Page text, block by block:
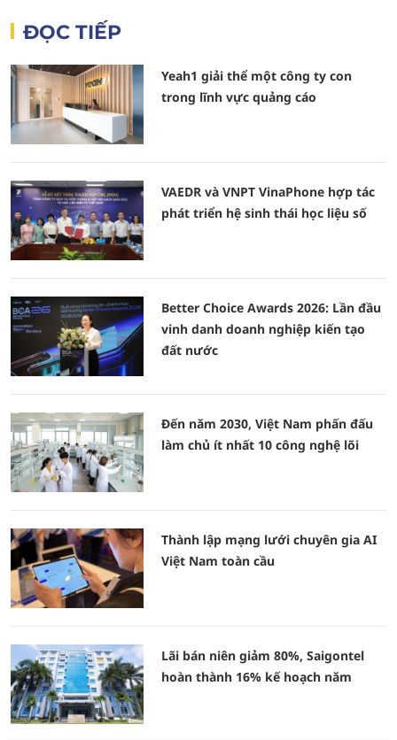
ĐỌC TIẾP
Yeah1 giải thể một công ty con
trong lĩnh vực quảng cáo
VAEDR và VNPT VinaPhone hợp tác
phát triển hệ sinh thái học liệu số
Better Choice Awards 2026: Lần đầu
vinh danh doanh nghiệp kiến tạo
đất nước
Đến năm 2030, Việt Nam phấn đấu
làm chủ ít nhất 10 công nghệ lõi
Thành lập mạng lưới chuyên gia AI
Việt Nam toàn cầu
Lãi bán niên giảm 80%, Saigontel
hoàn thành 16% kế hoạch năm